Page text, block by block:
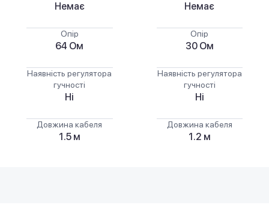
Немає
Опір
64 Ом
Наявність регулятора
гучності
Ні
Довжина кабеля
1.5 м
Немає
Опір
30 Ом
Наявність регулятора
гучності
Ні
Довжина кабеля
1.2 м